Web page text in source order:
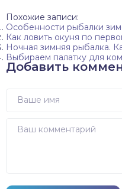
Похожие записи:
Особенности рыбалки
Как ловить окуня по
Ночная зимняя рыбалка.
Выбираем палатку для
Добавить